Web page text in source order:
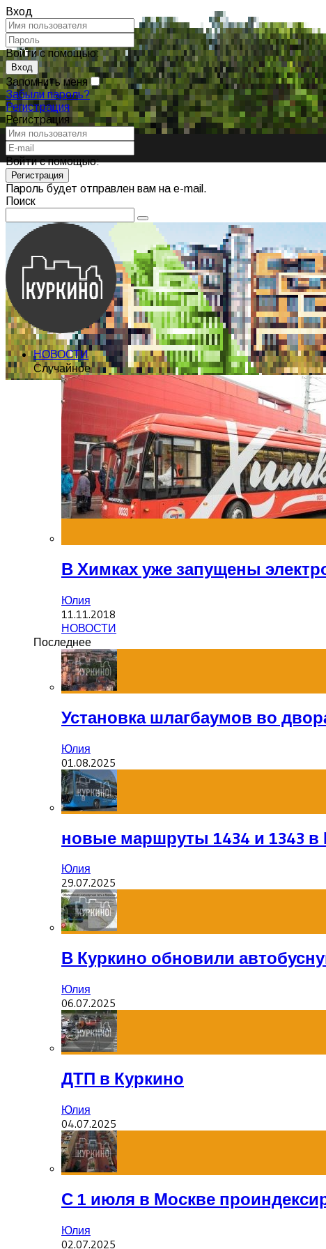
Вход
Войти с помощью:
Запомнить меня
Забыли пароль?
Регистрация
Регистрация
Войти с помощью:
Пароль будет отправлен вам на e-mail.
Поиск
НОВОСТИ
Случайное
В Химках уже запущены
Юлия
11.11.2018
НОВОСТИ
Последнее
Установка шлагбаумов во
Юлия
01.08.2025
новые маршруты 1434 и 1343 в
Юлия
29.07.2025
В Куркино обновили
Юлия
06.07.2025
ДТП в Куркино
Юлия
04.07.2025
С 1 июля в Москве
Юлия
02.07.2025